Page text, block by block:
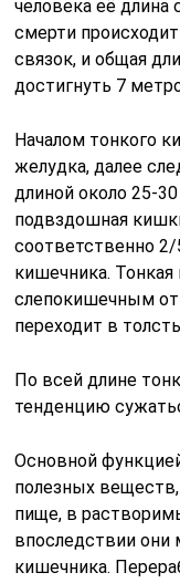
человека её длина
смерти
связок, и общая
достигнуть 7
Началом тонкого
желудка, далее
длиной около 25-
подвздошная
соответственно
кишечника.
слепокишечным
переходит в
По всей длине
тенденцию
Основной
полезных
пище, в
впоследствии они
кишечника.